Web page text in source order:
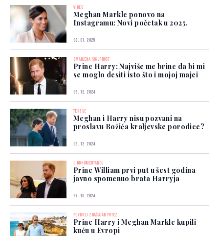
VIDEO
Meghan Markle ponovo na
Instagramu: Novi početak u 2025.
02. 01. 2025.
SMANJENA SIGURNOST
Princ Harry: Najviše me brine da bi mi
se moglo desiti isto što i mojoj majci
06. 12. 2024.
TENZIJE
Meghan i Harry nisu pozvani na
proslavu Božića kraljevske porodice?
02. 12. 2024.
U DOKUMENTARCU
Princ William prvi put u šest godina
javno spomenuo brata Harryja
27. 10. 2024.
POVUKLI ZNAČAJAN POTEZ
Princ Harry i Meghan Markle kupili
kuću u Evropi